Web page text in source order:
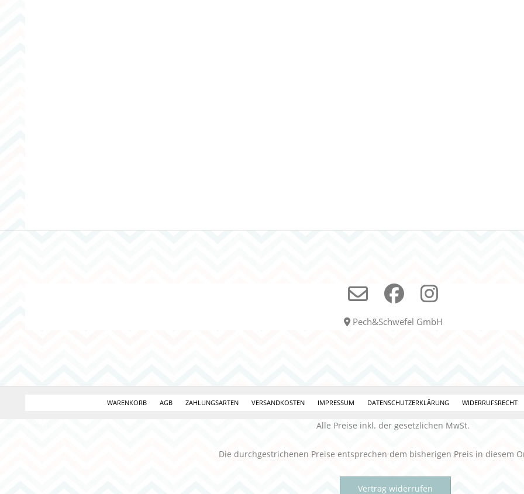
Pech&Schwefel GmbH
WARENKORB AGB ZAHLUNGSARTEN VERSANDKOSTEN IMPRESSUM DATENSCHUTZERKLÄRUNG WIDERRUFSRECHT
Alle Preise inkl. der gesetzlichen MwSt.
Die durchgestrichenen Preise entsprechen dem bisherigen Preis in diesem
Vertrag widerrufen